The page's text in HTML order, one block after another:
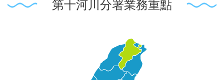
第十河川分署業務重點